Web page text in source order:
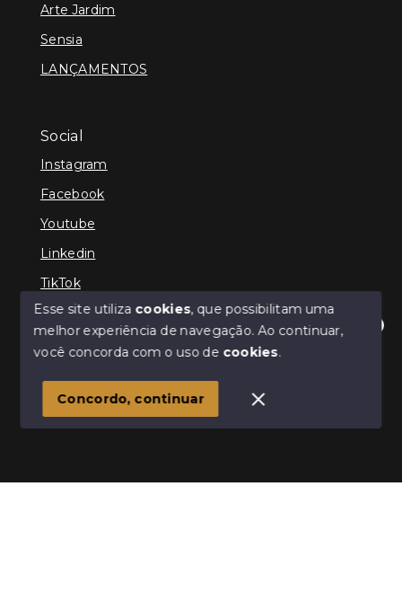
Olá! Estamos disponíveis para te ajudar.
Arte Jardim
Sensia
LANÇAMENTOS
Social
Instagram
Facebook
Youtube
Linkedin
TikTok
© Copyright 2026 - TEFE IMÓVEIS - Todos os direitos
SITE PARA IMOBILIARIA
Esse site utiliza cookies, que possibilitam uma
melhor experiência de navegação.Ao continuar,
você concorda com o uso de cookies.
Concordo, continuar